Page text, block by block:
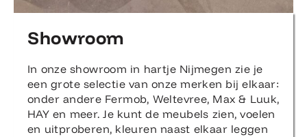
Showroom
In onze showroom in hartje Nijmegen zie je
een grote selectie van onze merken bij elkaar:
onder andere Fermob, Weltevree, Max & Luuk,
HAY en meer. Je kunt de meubels zien, voelen
en uitproberen, kleuren naast elkaar leggen